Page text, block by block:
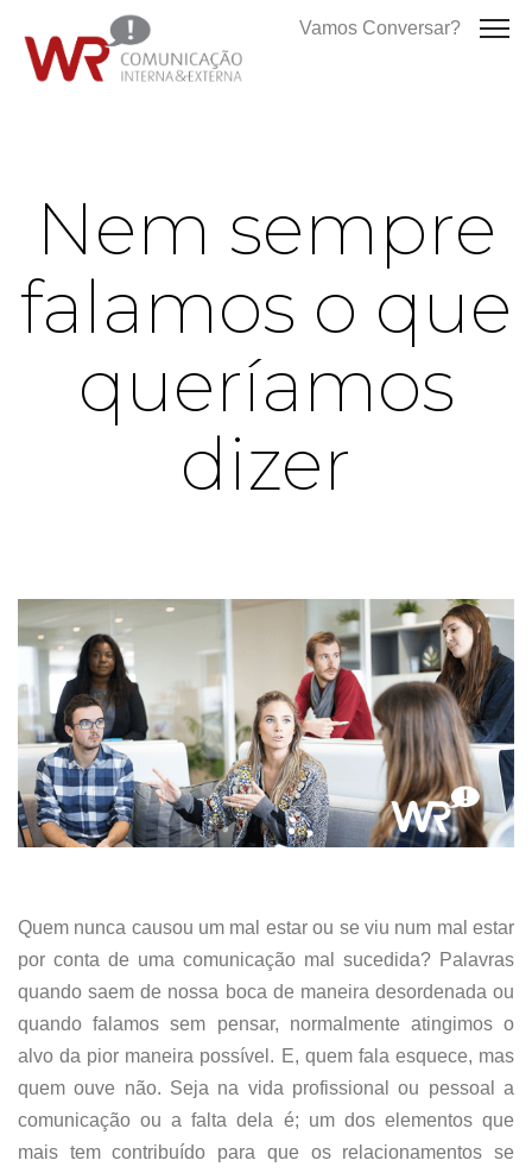
Vamos Conversar?
Nem sempre
falamos o que
queríamos
dizer
Quem nunca causou um mal estar ou se viu num mal estar
por conta de uma comunicação mal sucedida? Palavras
quando saem de nossa boca de maneira desordenada ou
quando falamos sem pensar, normalmente atingimos o
alvo da pior maneira possível. E, quem fala esquece, mas
quem ouve não. Seja na vida profissional ou pessoal a
comunicação ou a falta dela é; um dos elementos que
mais tem contribuído para que os relacionamentos se